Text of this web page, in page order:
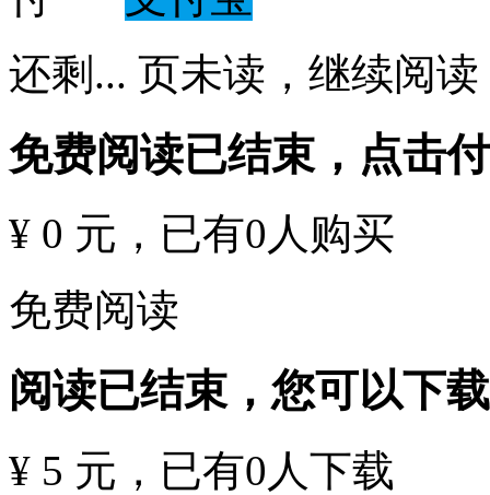
还剩 ... 页未读， 继续阅读
免费阅读已结束，点击
¥ 0 元 ，已有0 人购买
免费阅读
阅读已结束，您可以下
¥ 5 元 ，已有0 人下载